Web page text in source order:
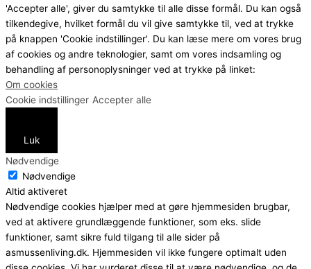
'Accepter alle', giver du samtykke til alle disse formål. Du kan også
tilkendegive, hvilket formål du vil give samtykke til, ved at trykke
på knappen 'Cookie indstillinger'. Du kan læse mere om vores brug
af cookies og andre teknologier, samt om vores indsamling og
behandling af personoplysninger ved at trykke på linket:
Om cookies
Cookie indstillinger Accepter alle
Luk
Nødvendige
Nødvendige
Altid aktiveret
Nødvendige cookies hjælper med at gøre hjemmesiden brugbar,
ved at aktivere grundlæggende funktioner, som eks. slide
funktioner, samt sikre fuld tilgang til alle sider på
asmussenliving.dk. Hjemmesiden vil ikke fungere optimalt uden